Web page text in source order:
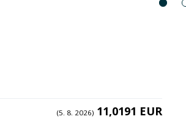
(5. 8. 2026) 11,0191 EUR